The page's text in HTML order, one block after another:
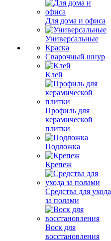
Для дома и офиса
Универсальные
Краска
Сварочный шнур
Клей
Профиль для
керамической
плитки
Подложка
Крепеж
Средства для ухода
за полами
Воск для
восстановления